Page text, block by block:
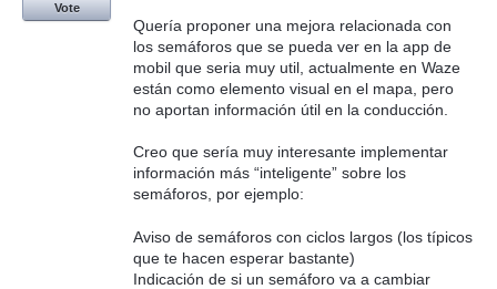
Quería proponer una mejora relacionada con
los semáforos que se pueda ver en la app de
mobil que seria muy util, actualmente en Waze
están como elemento visual en el mapa, pero
no aportan información útil en la conducción.
Creo que sería muy interesante implementar
información más “inteligente” sobre los
semáforos, por ejemplo:
Aviso de semáforos con ciclos largos (los típicos
que te hacen esperar bastante)
Indicación de si un semáforo va a cambiar
Vote